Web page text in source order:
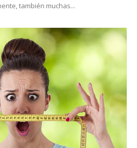
también muchas...